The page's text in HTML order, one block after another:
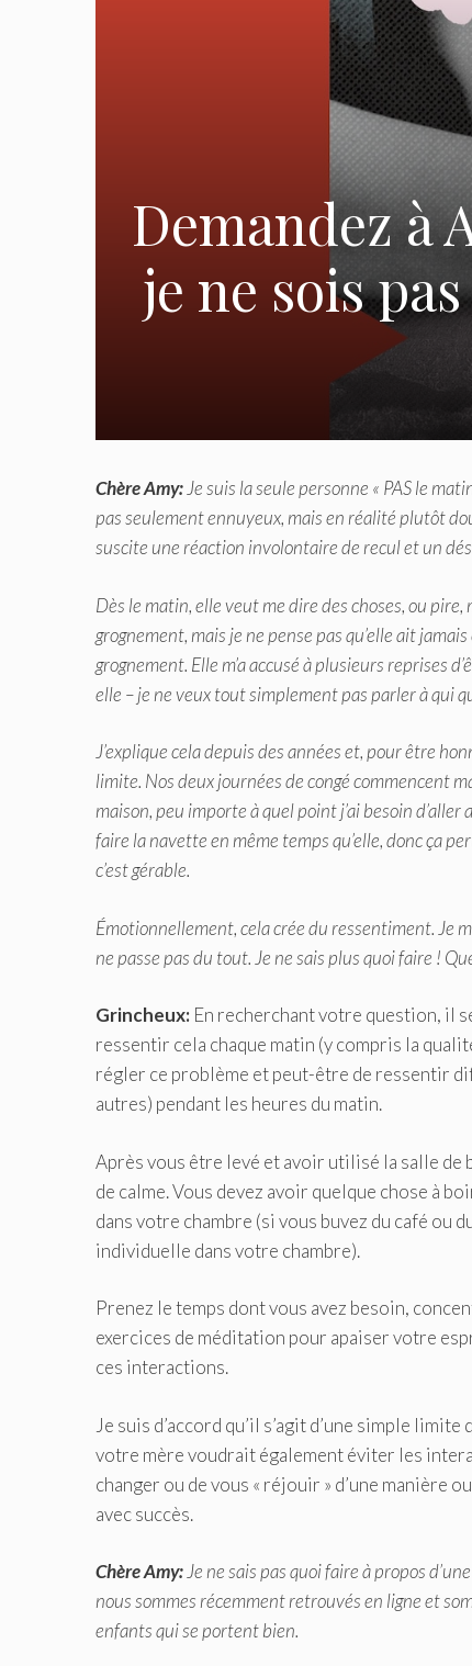
Demandez à
je ne sois
Chère Amy: Je suis la seule personne « PAS le
pas seulement ennuyeux, mais en réalité plutôt
suscite une réaction involontaire de recul et un
Dès le matin, elle veut me dire des choses, ou
grognement, mais je ne pense pas qu’elle ait
grognement. Elle m’a accusé à plusieurs reprises
elle – je ne veux tout simplement pas parler à qui
J’explique cela depuis des années et, pour être
limite. Nos deux journées de congé commencent
maison, peu importe à quel point j’ai besoin d’aller
faire la navette en même temps qu’elle, donc ça
c’est gérable.
Émotionnellement, cela crée du ressentiment. Je
ne passe pas du tout. Je ne sais plus quoi faire !
Grincheux: En recherchant votre question, il
ressentir cela chaque matin (y compris la
régler ce problème et peut-être de ressentir
autres) pendant les heures du matin.
Après vous être levé et avoir utilisé la salle
de calme. Vous devez avoir quelque chose à
dans votre chambre (si vous buvez du café ou
individuelle dans votre chambre).
Prenez le temps dont vous avez besoin,
exercices de méditation pour apaiser votre
ces interactions.
Je suis d’accord qu’il s’agit d’une simple
votre mère voudrait également éviter les
changer ou de vous « réjouir » d’une manière
avec succès.
Chère Amy: Je ne sais pas quoi faire à propos
nous sommes récemment retrouvés en ligne et
enfants qui se portent bien.